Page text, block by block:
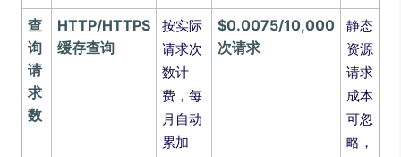
查
询
请
求
数
HTTP/HTTPS
缓存查询
按实际
请求次
数计
费，每
月自动
累加
$0.0075/10,000
次请求
静态
资源
请求
成本
可忽
略，